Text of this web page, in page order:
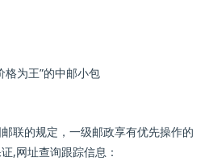
格为王”的中邮小包
联的规定，一级邮政享有优先操作的
,网址查询跟踪信息：